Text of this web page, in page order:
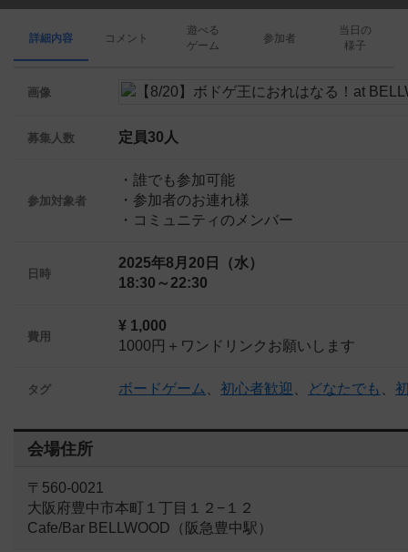
詳細内容 コメント
遊べる
ゲーム
参加者
当日の
様子
画像
募集人数 定員30人
参加対象者
・誰でも参加可能
・参加者のお連れ様
・コミュニティのメンバー
日時
2025年8月20日（水）
18:30～22:30
費用
¥ 1,000
1000円＋ワンドリンクお願いします
タグ ボードゲーム 初心者歓迎 どなたでも
会場住所
〒560-0021
大阪府豊中市本町１丁目１２−１２
Cafe/Bar BELLWOOD（阪急豊中駅）